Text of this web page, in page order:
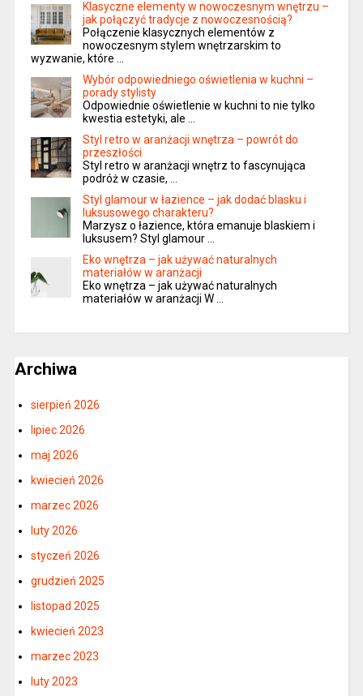
Klasyczne elementy w nowoczesnym wnętrzu –
jak połączyć tradycje z nowoczesnością?
Połączenie klasycznych elementów z
nowoczesnym stylem wnętrzarskim to
wyzwanie, które …
Wybór odpowiedniego oświetlenia w kuchni –
porady stylisty
Odpowiednie oświetlenie w kuchni to nie tylko
kwestia estetyki, ale …
Styl retro w aranżacji wnętrza – powrót do
przeszłości
Styl retro w aranżacji wnętrz to fascynująca
podróż w czasie, …
Styl glamour w łazience – jak dodać blasku i
luksusowego charakteru?
Marzysz o łazience, która emanuje blaskiem i
luksusem? Styl glamour …
Eko wnętrza – jak używać naturalnych
materiałów w aranżacji
Eko wnętrza – jak używać naturalnych
materiałów w aranżacji W …
Archiwa
sierpień 2026
lipiec 2026
maj 2026
kwiecień 2026
marzec 2026
luty 2026
styczeń 2026
grudzień 2025
listopad 2025
kwiecień 2023
marzec 2023
luty 2023